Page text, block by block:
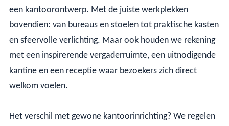
een kantoorontwerp. Met de juiste werkplekken
bovendien: van bureaus en stoelen tot praktische kasten
en sfeervolle verlichting. Maar ook houden we rekening
met een inspirerende vergaderruimte, een uitnodigende
kantine en een receptie waar bezoekers zich direct
welkom voelen.
Het verschil met gewone kantoorinrichting? We regelen